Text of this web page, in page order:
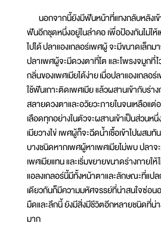
นอกจากนี้ยังมีฟันหน้าที่แทงกลับหลังเข้
ฟันอีกชุดหนึ่งอยู่ในลำคอ เพื่อป้องกันไม่ใ
ไปได้ ปลาแองเกลอร์เพศผู้ จะมีขนาดเล็กม
ปลาเพศผู้จะมีดวงตาที่โต และโพรงจมูกที่
กลิ่นของเพศเมียได้ง่าย เมื่อปลาแองเกล
ใช้ฟันเกาะติดเพศเมีย แล้วผสานเข้ากับร่า
สลายดวงตาและอวัยวะภายในจนเหลือแ
เลือดทุกอย่างในตัวจะผสานเข้าเป็นส่วนหนึ่
เมียวางไข่ เพศผู้ก็จะฉีดน้ำเชื้อเข้าไปผสม
บางชนิดหากเพศผู้หาเพศเมียไม่พบ ปลาจ
เพศเมียแทน และเริ่มขยายขนาดร่างกายใ
แอลงเกลอร์นี้มีทั้งหน้าตาและลักษณะที่แป
เดียวกันก็มีความมหัศจรรย์ที่น่าสนใจซ่อน
มืดและลึกนี้ ยังมีสิ่งมีชีวิตอีกหลายชนิดที่น่
มาก